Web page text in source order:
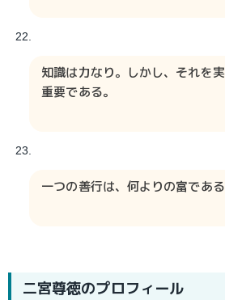
知識は力なり。しかし、それを
重要である。
一つの善行は、何よりの富である
二宮尊徳のプロフィール